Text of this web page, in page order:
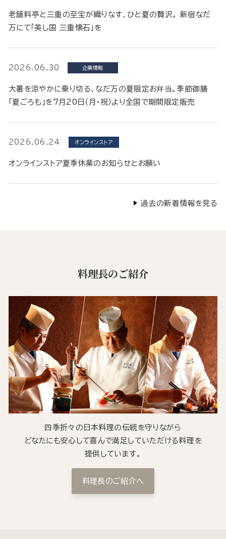
老舗料亭と三重の至宝が織りなす、ひと夏の贅沢。 新宿なだ
万にて「美し国 三重懐石」を
2026.06.30 企業情報
大暑を涼やかに乗り切る、なだ万の夏限定お弁当。季節御膳
「夏ごろも」を7月20日（月・祝）より全国で期間限定販売
2026.06.24 オンラインストア
オンラインストア夏季休業のお知らせとお願い
過去の新着情報を見る
料理長のご紹介
四季折々の日本料理の伝統を守りながら
どなたにも安心して喜んで満足していただける料理を
提供しています。
料理長のご紹介へ